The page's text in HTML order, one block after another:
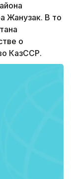
Жанузак. В то
о
КазССР.